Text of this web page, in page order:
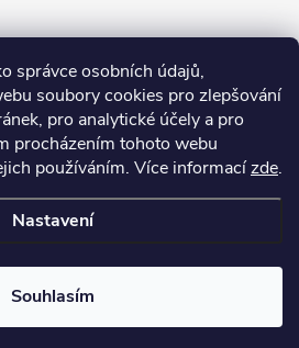
správce osobních údajů,
soubory cookies pro zlepšování
pro analytické účely a pro
procházením tohoto webu
používáním. Více informacízde.
Nastavení
Souhlasím
cookies